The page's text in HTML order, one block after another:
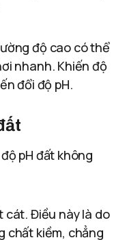
độ cao có thể
nhanh. Khiến độ
đổi độ pH.
pH đất không
cát. Điều này là do
chất kiềm, chẳng